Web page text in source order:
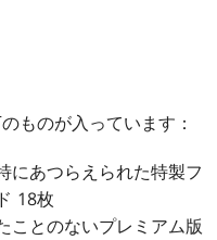
ものが入っています：
にあつらえられた特製フ
18枚
ことのないプレミアム版